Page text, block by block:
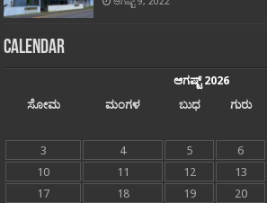
Calendar
ಆಗಷ್ಟ್ 2026
ಸೋಮ
ಮಂಗಳ ಬುಧ ಗುರು
3
4 5 6
10
11 12 13
17
18 19 20